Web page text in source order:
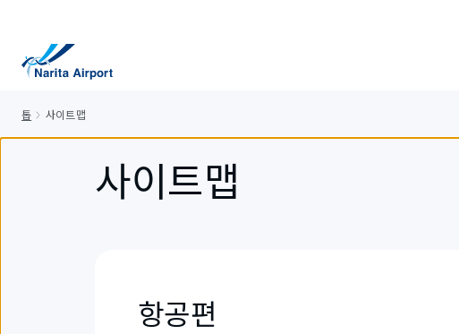
톱 사이트맵
사이트맵
항공편